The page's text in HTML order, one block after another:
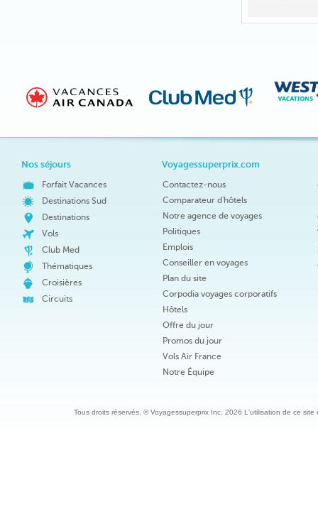
Nos séjours
Forfait Vacances
Destinations Sud
Destinations
Vols
Club Med
Thématiques
Croisières
Circuits
Voyagessuperprix.com
Contactez-nous
Comparateur d'hôtels
Notre agence de voyages
Politiques
Emplois
Conseiller en voyages
Plan du site
Corpodia voyages corporatifs
Hôtels
Offre du jour
Promos du jour
Vols Air France
Notre Équipe
Tous droits réservés. © Voyagessuperprix Inc. 2026 L'utilisation de ce